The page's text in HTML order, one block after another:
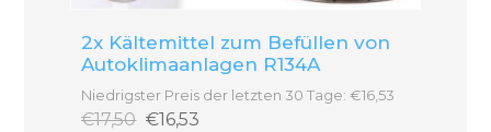
2x Kältemittel zum Befüllen von
Autoklimaanlagen R134A
Niedrigster Preis der letzten 30 Tage: €16,53
€17,50 €16,53